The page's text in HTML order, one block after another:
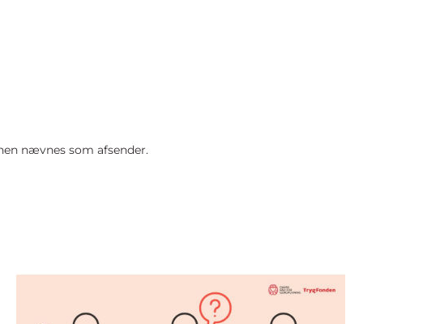
nævnes som afsender.